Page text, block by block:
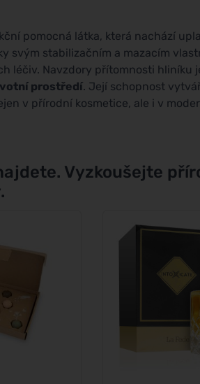
pomocná látka, která nachází
svým stabilizačním a mazacím
léčiv. Navzdory přítomnosti hliníku
prostředí. Její schopnost
v přírodní kosmetice, ale i v
Vyzkoušejte